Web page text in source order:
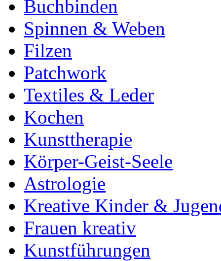
Buchbinden
Spinnen & Weben
Filzen
Patchwork
Textiles & Leder
Kochen
Kunsttherapie
Körper-Geist-Seele
Astrologie
Kreative Kinder &
Frauen kreativ
Kunstführungen